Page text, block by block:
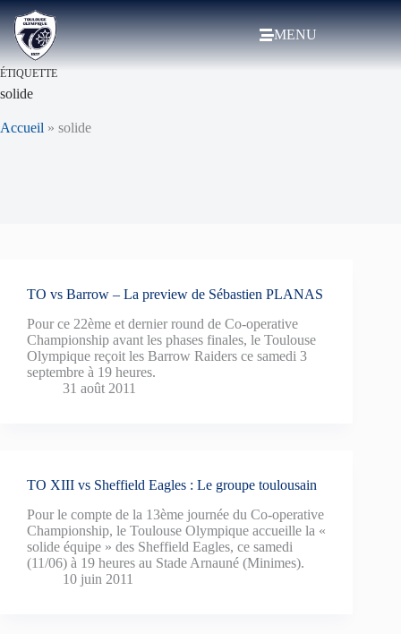
MENU
ÉTIQUETTE
solide
Accueil » solide
TO vs Barrow – La preview de Sébastien PLANAS
Pour ce 22ème et dernier round de Co-operative
Championship avant les phases finales, le Toulouse
Olympique reçoit les Barrow Raiders ce samedi 3
septembre à 19 heures.
31 août 2011
TO XIII vs Sheffield Eagles : Le groupe toulousain
Pour le compte de la 13ème journée du Co-operative
Championship, le Toulouse Olympique accueille la «
solide équipe » des Sheffield Eagles, ce samedi
(11/06) à 19 heures au Stade Arnauné (Minimes).
10 juin 2011